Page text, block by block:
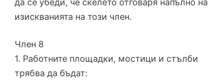
да се убеди, че скелето отговаря напълно на
изискванията на този член.
Член 8
1. Работните площадки, мостици и стълби
трябва да бъдат: